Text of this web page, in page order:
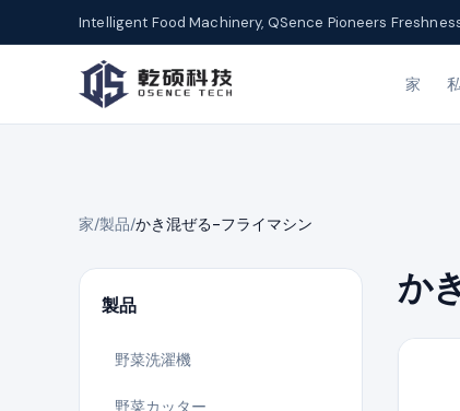
Intelligent Food Machinery, QSence Pioneers
家
家/製品/かき混ぜる-フライマシン
製品
野菜洗濯機
野菜カッター
か